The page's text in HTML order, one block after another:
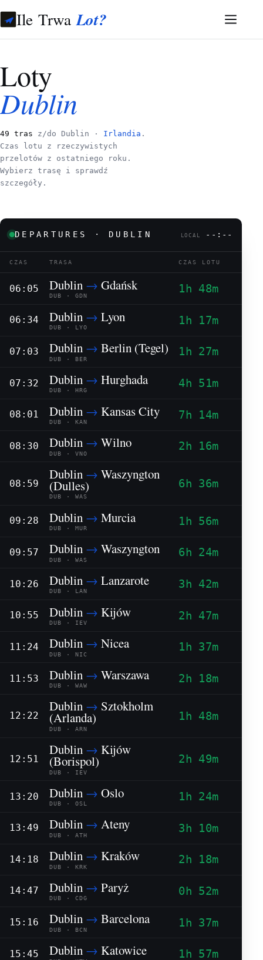
Ile TrwaLot?
Loty
Dublin
49 tras z/do Dublin · Irlandia .
Czas lotu z rzeczywistych
przelotów z ostatniego roku.
Wybierz trasę i sprawdź
szczegóły.
DEPARTURES · DUBLIN LOCAL --:--
CZAS TRASA CZAS LOTU
06:05 Dublin → Gdańsk
DUB · GDN
1h 48m
06:34 Dublin → Lyon
DUB · LYO
1h 17m
07:03 Dublin → Berlin (Tegel)
DUB · BER
1h 27m
07:32 Dublin → Hurghada
DUB · HRG
4h 51m
08:01 Dublin → Kansas City
DUB · KAN
7h 14m
08:30 Dublin → Wilno
DUB · VNO
2h 16m
08:59
Dublin → Waszyngton
(Dulles)
DUB · WAS
6h 36m
09:28 Dublin → Murcia
DUB · MUR
1h 56m
09:57 Dublin → Waszyngton
DUB · WAS
6h 24m
10:26 Dublin → Lanzarote
DUB · LAN
3h 42m
10:55 Dublin → Kijów
DUB · IEV
2h 47m
11:24 Dublin → Nicea
DUB · NIC
1h 37m
11:53 Dublin → Warszawa
DUB · WAW
2h 18m
12:22
Dublin → Sztokholm
(Arlanda)
DUB · ARN
1h 48m
12:51
Dublin → Kijów
(Borispol)
DUB · IEV
2h 49m
13:20 Dublin → Oslo
DUB · OSL
1h 24m
13:49 Dublin → Ateny
DUB · ATH
3h 10m
14:18 Dublin → Kraków
DUB · KRK
2h 18m
14:47 Dublin → Paryż
DUB · CDG
0h 52m
15:16 Dublin → Barcelona
DUB · BCN
1h 37m
15:45 Dublin → Katowice 1h 57m